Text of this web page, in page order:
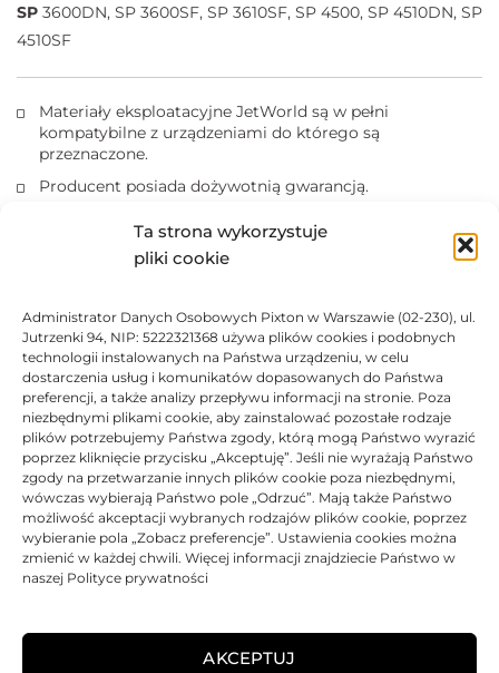
Ta strona wykorzystuje
pliki cookie
Administrator Danych Osobowych Pixton w Warszawie (02-230), ul.
Jutrzenki 94, NIP: 5222321368 używa plików cookies i podobnych
technologii instalowanych na Państwa urządzeniu, w celu
dostarczenia usług i komunikatów dopasowanych do Państwa
preferencji, a także analizy przepływu informacji na stronie. Poza
niezbędnymi plikami cookie, aby zainstalować pozostałe rodzaje
plików potrzebujemy Państwa zgody, którą mogą Państwo wyrazić
poprzez kliknięcie przycisku „Akceptuję”. Jeśli nie wyrażają Państwo
zgody na przetwarzanie innych plików cookie poza niezbędnymi,
wówczas wybierają Państwo pole „Odrzuć”. Mają także Państwo
możliwość akceptacji wybranych rodzajów plików cookie, poprzez
wybieranie pola „Zobacz preferencje”. Ustawienia cookies można
zmienić w każdej chwili. Więcej informacji znajdziecie Państwo w
naszej Polityce prywatności
AKCEPTUJ
SP 3600DN, SP 3600SF, SP 3610SF, SP 4500, SP 4510DN, SP
4510SF
Materiały eksploatacyjne JetWorld są w pełni
kompatybilne z urządzeniami do którego są
przeznaczone.
Producent posiada dożywotnią gwarancją.
Kasety z tonerem nie wolno narażać na działanie światła.
celach informacyjnych.
DANE TECHNICZNE
KOMPATYBILNOŚĆ
PRODUKTY POWIĄZANE
KOSZTY DOSTAWY